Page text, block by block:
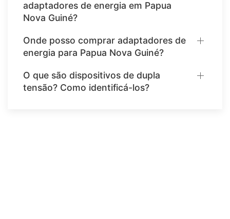
adaptadores de energia em Papua
Nova Guiné?
Onde posso comprar adaptadores de
energia para Papua Nova Guiné?
O que são dispositivos de dupla
tensão? Como identificá-los?